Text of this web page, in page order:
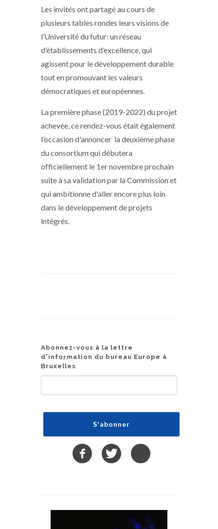
Les invités ont partagé au cours de
plusieurs tables rondes leurs visions de
l’Université du futur: un réseau
d’établissements d’excellence, qui
agissent pour le développement durable
tout en promouvant les valeurs
démocratiques et européennes.
La première phase (2019-2022) du projet
achevée, ce rendez-vous était également
l’occasion d'annoncer la deuxième phase
du consortium qui débutera
officiellement le 1er novembre prochain
suite à sa validation par la Commission et
qui ambitionne d'aller encore plus loin
dans le développement de projets
intégrés.
Abonnez-vous à la lettre
d'information du bureau Europe à
Bruxelles